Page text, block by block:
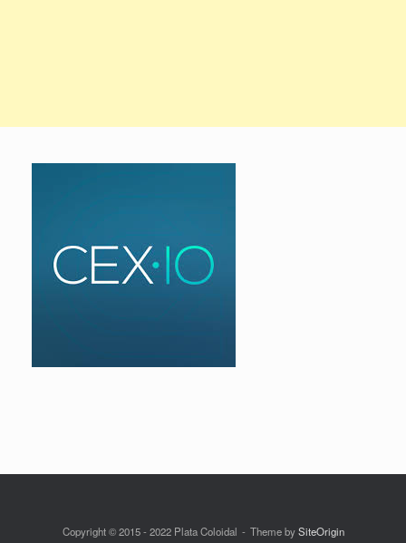
Copyright © 2015 - 2022 Plata Coloidal Theme bySiteOrigin